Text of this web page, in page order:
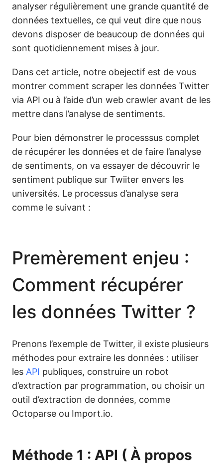
analyser régulièrement une grande quantité de
données textuelles, ce qui veut dire que nous
devons disposer de beaucoup de données qui
sont quotidiennement mises à jour.
Dans cet article, notre obejectif est de vous
montrer comment scraper les données Twitter
via API ou à l’aide d’un web crawler avant de les
mettre dans l’analyse de sentiments.
Pour bien démonstrer le processsus complet
de récupérer les données et de faire l’analyse
de sentiments, on va essayer de découvrir le
sentiment publique sur Twiiter envers les
universités. Le processus d’analyse sera
comme le suivant :
Premèrement enjeu :
Comment récupérer
les données Twitter ?
Prenons l’exemple de Twitter, il existe plusieurs
méthodes pour extraire les données : utiliser
les API publiques, construire un robot
d’extraction par programmation, ou choisir un
outil d’extraction de données, comme
Octoparse ou Import.io.
Méthode 1 : API ( À propos